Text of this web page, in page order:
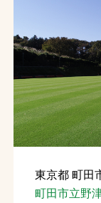
東京都 町田
町田市立野